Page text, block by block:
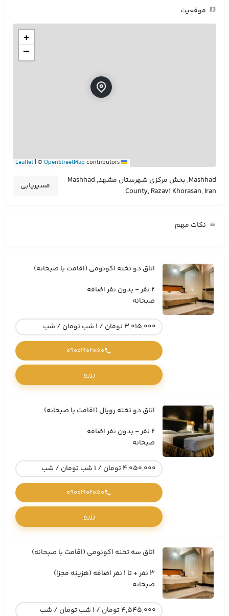
موقعیت
+
−
| © OpenStreetMap contributors
Mashhad, بخش مرکزی شهرستان مشهد, Mashhad
County, Razavi Khorasan, Iran
مسیریابی
نکات مهم
اتاق دو تخته اکونومی (اقامت با صبحانه)
2 نفر - بدون نفر اضافه
صبحانه
3,015,000 تومان / 1 شب تومان / شب
09002102050
رزرو
اتاق دو تخته رویال (اقامت با صبحانه)
2 نفر - بدون نفر اضافه
صبحانه
4,050,000 تومان / 1 شب تومان / شب
09002102050
رزرو
اتاق سه تخنه اکونومی (اقامت با صبحانه)
3 نفر + تا 1 نفر اضافه (هزینه مجزا)
صبحانه
4,545,000 تومان / 1 شب تومان / شب